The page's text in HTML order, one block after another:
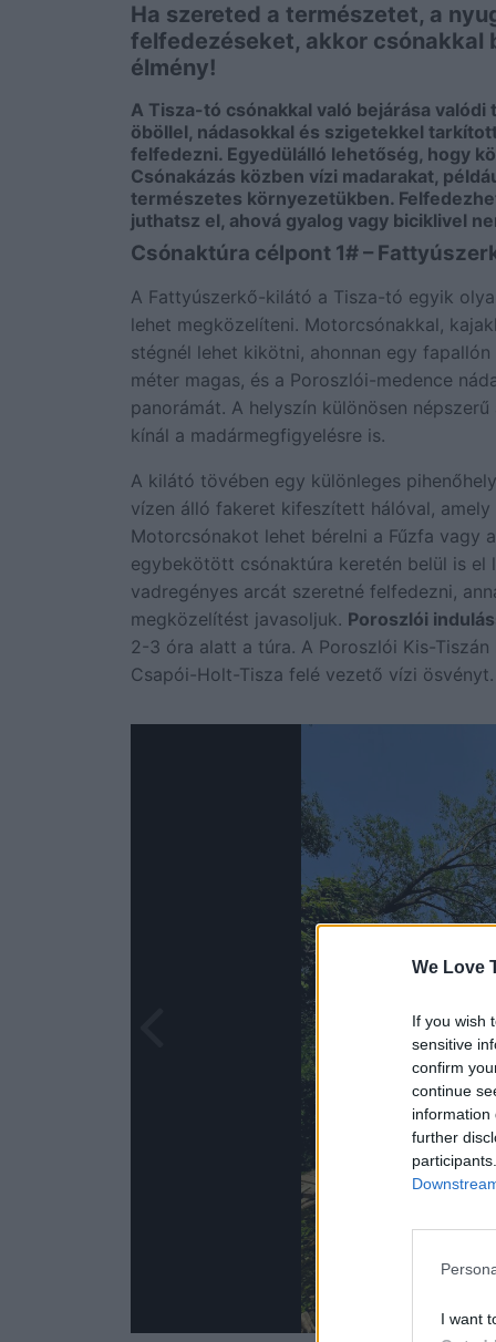
We Love
If you wish
sensitive
confirm
continue
information
further
I want
Ha szereted a természetet, a
felfedezéseket, akkor csónakkal
élmény!
A Tisza-tó csónakkal való bejárása
öböllel, nádasokkal és szigetekkel
felfedezni. Egyedülálló lehetőség, hogy
Csónakázás közben vízi madarakat,
természetes környezetükben.
juthatsz el, ahová gyalog vagy biciklivel
Csónaktúra célpont 1# –
A Fattyúszerkő-kilátó a Tisza-tó egyik
lehet megközelíteni. Motorcsónakkal,
stégnél lehet kikötni, ahonnan egy
méter magas, és a Poroszlói-medence
panorámát. A helyszín különösen
kínál a madármegfigyelésre is.
A kilátó tövében egy különleges
vízen álló fakeret kifeszített hálóval,
Motorcsónakot lehet bérelni a Fűzfa vagy
egybekötött csónaktúra keretén belül is
vadregényes arcát szeretné felfedezni,
megközelítést javasoljuk. Poroszlói
2-3 óra alatt a túra. A Poroszlói Kis-
Csapói-Holt-Tisza felé vezető vízi ösvényt.